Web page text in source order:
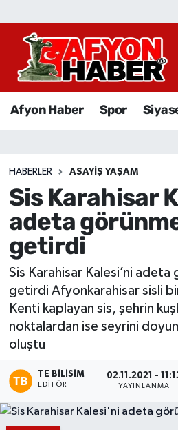
Afyon Haber Spor
HABERLER ASAYIŞ YAŞAM
Sis Karahisar
adeta
getirdi
Sis Karahisar Kalesi’ni adeta
getirdi Afyonkarahisar sisli
Kenti kaplayan sis, şehrin
noktalardan ise seyrini
oluştu
TE BILISIM
EDITÖR
02.11.2021 -
YAYINLANMA
Afyon Haber
Sağlık
Eğitim
Ekonomi
Magazin
Etkinlikler